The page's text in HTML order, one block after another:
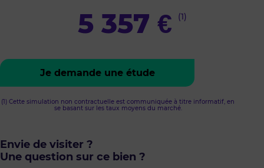
5 357 € (1)
Je demande une étude
(1) Cette simulation non contractuelle est communiquée à titre informatif, en
se basant sur les taux moyens du marché.
Envie de visiter ?
Une question sur ce bien ?